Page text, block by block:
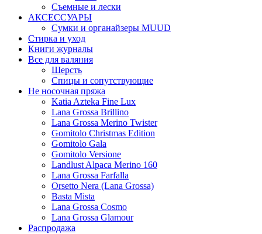
Съемные и лески
АКСЕССУАРЫ
Сумки и органайзеры MUUD
Стирка и уход
Книги журналы
Все для валяния
Шерсть
Спицы и сопутствующие
Не носочная пряжа
Katia Azteka Fine Lux
Lana Grossa Brillino
Lana Grossa Merino Twister
Gomitolo Christmas Edition
Gomitolo Gala
Gomitolo Versione
Landlust Alpaca Merino 160
Lana Grossa Farfalla
Orsetto Nera (Lana Grossa)
Basta Mista
Lana Grossa Cosmo
Lana Grossa Glamour
Распродажа